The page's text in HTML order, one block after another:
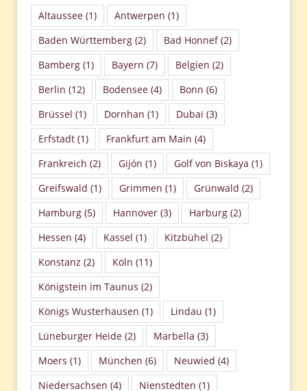
Altaussee (1) Antwerpen (1)
Baden Württemberg (2) Bad Honnef(2)
Bamberg (1) Bayern (7) Belgien (2)
Berlin (12) Bodensee (4) Bonn (6)
Brüssel (1) Dornhan (1) Dubai (3)
Erfstadt (1) Frankfurt am Main (4)
Frankreich (2) Gijón (1) Golf von Biskaya (1)
Greifswald (1) Grimmen (1) Grünwald (2)
Hamburg (5) Hannover (3) Harburg (2)
Hessen (4) Kassel (1) Kitzbühel (2)
Konstanz (2) Köln (11)
Königstein im Taunus (2)
Königs Wusterhausen (1) Lindau (1)
Lüneburger Heide (2) Marbella (3)
Moers (1) München (6) Neuwied (4)
Niedersachsen (4) Nienstedten (1)